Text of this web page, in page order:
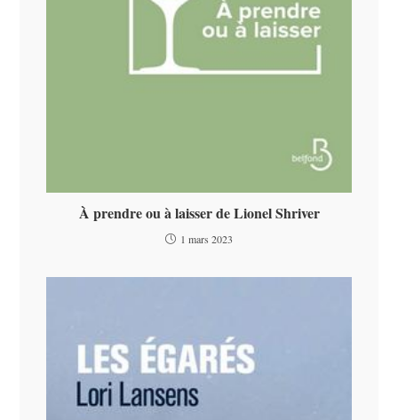
À prendre ou à laisser de Lionel Shriver
1 mars 2023